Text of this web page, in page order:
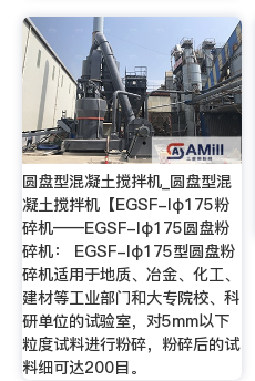
圆盘型混凝土搅拌机_圆盘型混
凝土搅拌机【EGSF-Iφ175粉
碎机——EGSF-Iφ175圆盘粉
碎机： EGSF-Iφ175型圆盘粉
碎机适用于地质、冶金、化工、
建材等工业部门和大专院校、科
研单位的试验室，对5mm以下
粒度试料进行粉碎，粉碎后的试
料细可达200目。